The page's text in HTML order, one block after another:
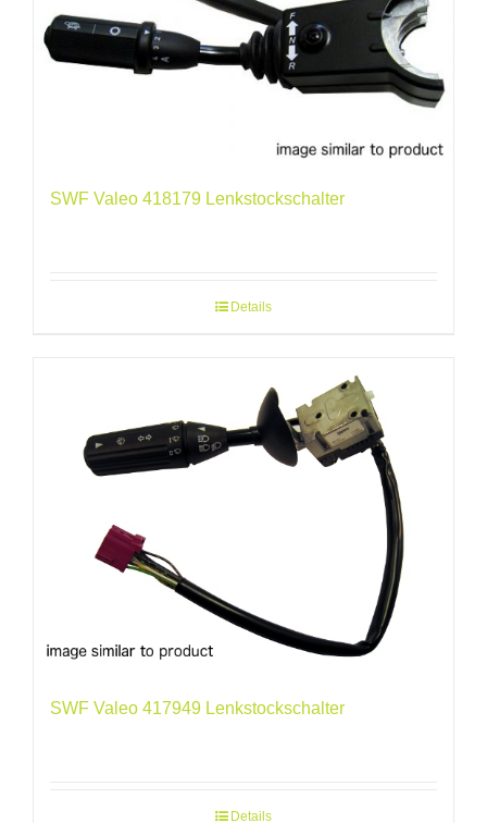
SWF Valeo 418179 Lenkstockschalter
Details
SWF Valeo 417949 Lenkstockschalter
Details